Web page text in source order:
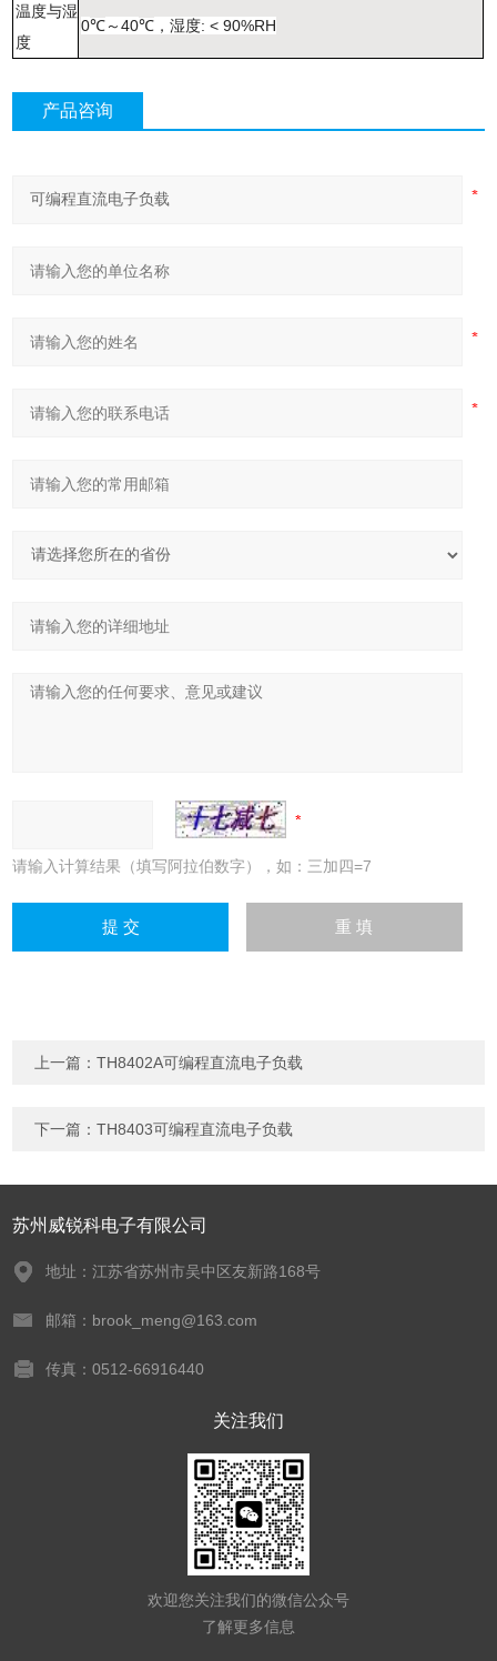
温度与湿
度
0℃ ～40℃ ，湿度: < 90%RH
产品咨询
请输入计算结果（填写阿拉伯数字），如：三加四=7
上一篇：TH8402A可编程直流电子负载
下一篇：TH8403可编程直流电子负载
苏州威锐科电子有限公司
地址：江苏省苏州市吴中区友新路168号
邮箱：brook_meng@163.com
传真：0512-66916440
关注我们
欢迎您关注我们的微信公众号
了解更多信息